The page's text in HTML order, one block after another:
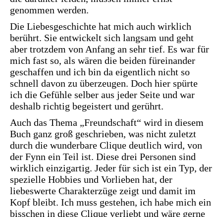
genommen werden.
Die Liebesgeschichte hat mich auch wirklich
berührt. Sie entwickelt sich langsam und geht
aber trotzdem von Anfang an sehr tief. Es war für
mich fast so, als wären die beiden füreinander
geschaffen und ich bin da eigentlich nicht so
schnell davon zu überzeugen. Doch hier spürte
ich die Gefühle selber aus jeder Seite und war
deshalb richtig begeistert und gerührt.
Auch das Thema „Freundschaft“ wird in diesem
Buch ganz groß geschrieben, was nicht zuletzt
durch die wunderbare Clique deutlich wird, von
der Fynn ein Teil ist. Diese drei Personen sind
wirklich einzigartig. Jeder für sich ist ein Typ, der
spezielle Hobbies und Vorlieben hat, der
liebeswerte Charakterzüge zeigt und damit im
Kopf bleibt. Ich muss gestehen, ich habe mich ein
bisschen in diese Clique verliebt und wäre gerne